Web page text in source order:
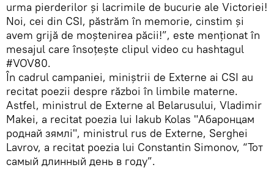
urma pierderilor și lacrimile de bucurie ale Victoriei!
Noi, cei din CSI, păstrăm în memorie, cinstim și
avem grijă de moștenirea păcii!”, este menționat în
mesajul care însoțește clipul video cu hashtagul
#VOV80.
În cadrul campaniei, miniștrii de Externe ai CSI au
recitat poezii despre război în limbile materne.
Astfel, ministrul de Externe al Belarusului, Vladimir
Makei, a recitat poezia lui Iakub Kolas "Абаронцам
роднай зямлі", ministrul rus de Externe, Serghei
Lavrov, a recitat poezia lui Constantin Simonov, “Тот
самый длинный день в году”.